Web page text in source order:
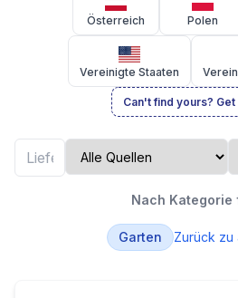
Österreich Polen
Vereinigte Staaten
Can't find yours? Get
Nach Kategorie
Garten Zurück zu